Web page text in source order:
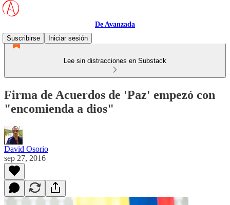
De Avanzada
Suscribirse
Iniciar sesión
Lee sin distracciones en Substack
Firma de Acuerdos de 'Paz' empezó con
"encomienda a dios"
David Osorio
sep 27, 2016